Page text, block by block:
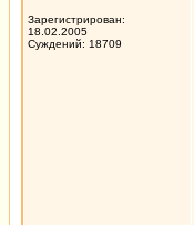
Зарегистрирован:
18.02.2005
Суждений: 18709